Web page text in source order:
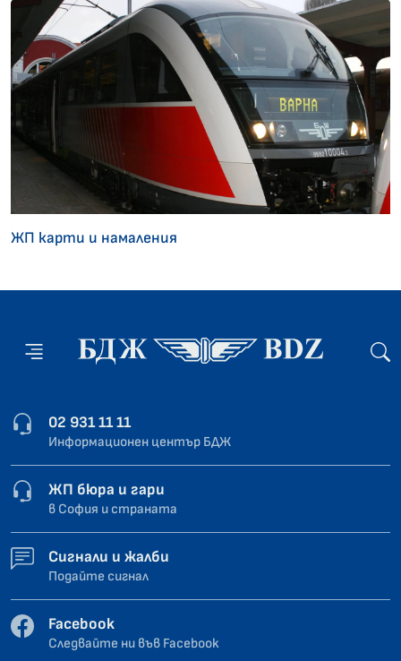
ЖП карти и намаления
02 931 11 11
Информационен център БДЖ
ЖП бюра и гари
в София и страната
Сигнали и жалби
Подайте сигнал
Facebook
Следвайте ни във Facebook